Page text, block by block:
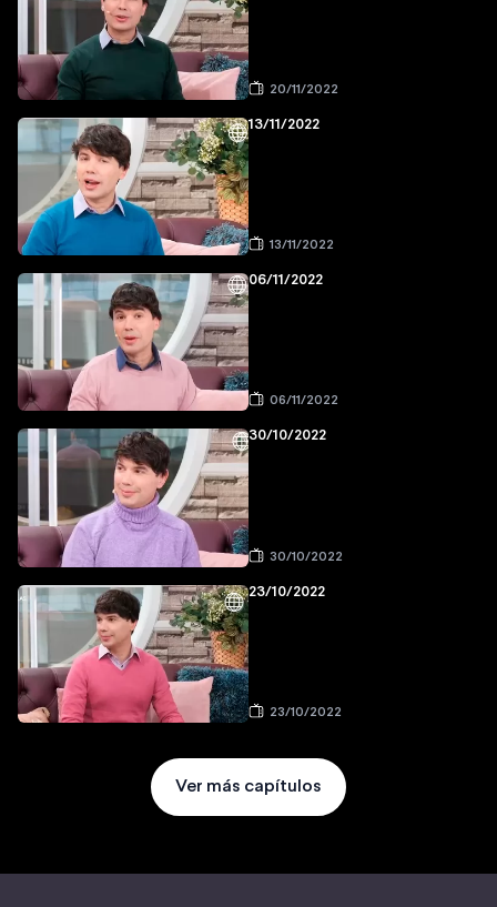
20/11/2022
13/11/2022
13/11/2022
06/11/2022
06/11/2022
30/10/2022
30/10/2022
23/10/2022
23/10/2022
Ver más capítulos